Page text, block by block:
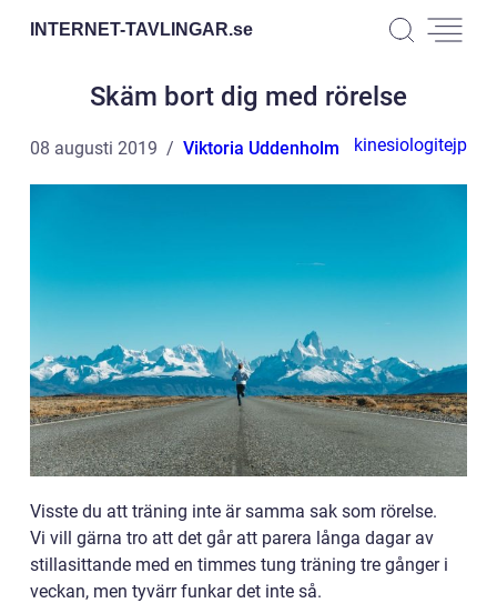
INTERNET-TAVLINGAR.se
Skäm bort dig med rörelse
08 augusti 2019 Viktoria Uddenholm kinesiologitejp
Visste du att träning inte är samma sak som rörelse.
Vi vill gärna tro att det går att parera långa dagar av
stillasittande med en timmes tung träning tre gånger i
veckan, men tyvärr funkar det inte så.